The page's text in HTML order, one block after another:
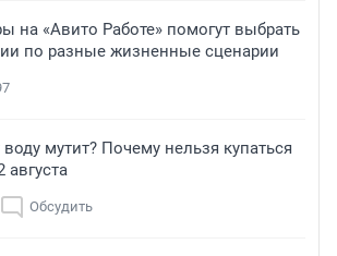
на «Авито Работе» помогут выбрать
по разные жизненные сценарии
воду мутит? Почему нельзя купаться
августа
Обсудить